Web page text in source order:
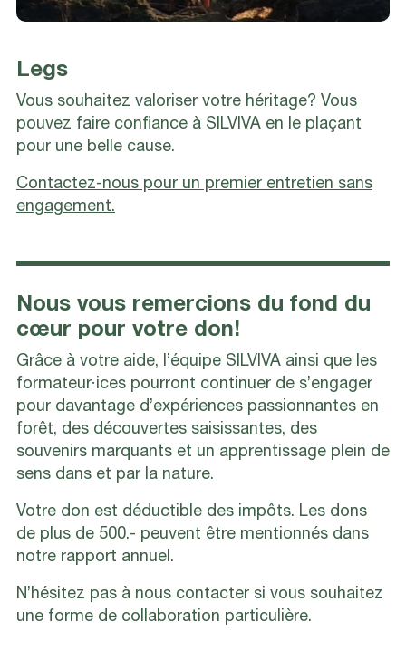
Legs
Vous souhaitez valoriser votre héritage? Vous
pouvez faire confiance à SILVIVA en le plaçant
pour une belle cause.
Contactez-nous pour un premier entretien sans
engagement.
Nous vous remercions du fond du
cœur pour votre don!
Grâce à votre aide, l’équipe SILVIVA ainsi que les
formateur·ices pourront continuer de s’engager
pour davantage d’expériences passionnantes en
forêt, des découvertes saisissantes, des
souvenirs marquants et un apprentissage plein de
sens dans et par la nature.
Votre don est déductible des impôts. Les dons
de plus de 500.- peuvent être mentionnés dans
notre rapport annuel.
N’hésitez pas à nous contacter si vous souhaitez
une forme de collaboration particulière.